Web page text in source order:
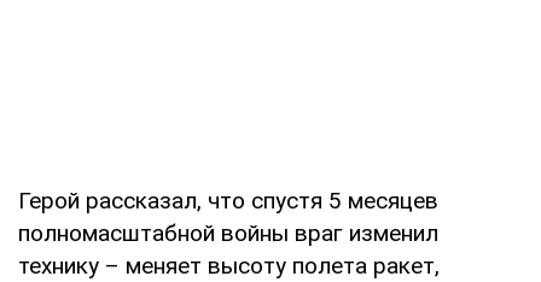
Герой рассказал, что спустя 5 месяцев
полномасштабной войны враг изменил
технику – меняет высоту полета ракет,